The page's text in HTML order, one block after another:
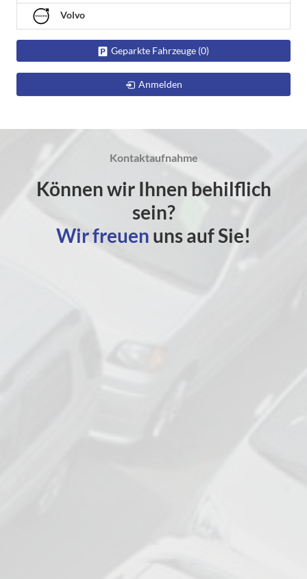
Volvo
Geparkte Fahrzeuge (0)
Anmelden
Kontaktaufnahme
Können wir Ihnen behilflich
sein?
Wir freuen uns auf Sie!